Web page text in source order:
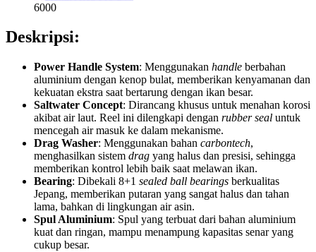
6000
Deskripsi:
Power Handle System: Menggunakan handle berbahan
aluminium dengan kenop bulat, memberikan kenyamanan dan
kekuatan ekstra saat bertarung dengan ikan besar.
Saltwater Concept: Dirancang khusus untuk menahan korosi
akibat air laut. Reel ini dilengkapi dengan rubber seal untuk
mencegah air masuk ke dalam mekanisme.
Drag Washer: Menggunakan bahan carbontech,
menghasilkan sistem drag yang halus dan presisi, sehingga
memberikan kontrol lebih baik saat melawan ikan.
Bearing: Dibekali 8+1 sealed ball bearings berkualitas
Jepang, memberikan putaran yang sangat halus dan tahan
lama, bahkan di lingkungan air asin.
Spul Aluminium: Spul yang terbuat dari bahan aluminium
kuat dan ringan, mampu menampung kapasitas senar yang
cukup besar.